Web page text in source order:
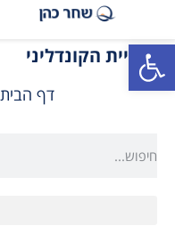
פתח סרגל נגישות
אנרגיית הקונדליני
דף הבית